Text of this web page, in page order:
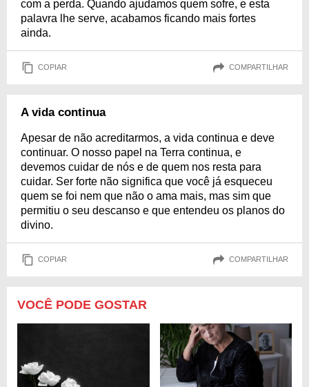
com a perda. Quando ajudamos quem sofre, e esta
palavra lhe serve, acabamos ficando mais fortes
ainda.
COPIAR COMPARTILHAR
A vida continua
Apesar de não acreditarmos, a vida continua e deve
continuar. O nosso papel na Terra continua, e
devemos cuidar de nós e de quem nos resta para
cuidar. Ser forte não significa que você já esqueceu
quem se foi nem que não o ama mais, mas sim que
permitiu o seu descanso e que entendeu os planos do
divino.
COPIAR COMPARTILHAR
VOCÊ PODE GOSTAR